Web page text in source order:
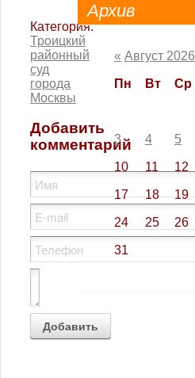
Категория:
Троицкий
районный
суд
города
Москвы
Добавить
комментарий
Архив
« Август 2026
Пн Вт Ср
3 4 5
10 11 12
17 18 19
24 25 26
31